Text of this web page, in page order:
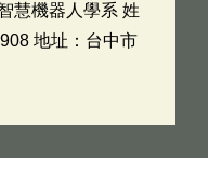
慧機器人學系 姓
地址：台中市